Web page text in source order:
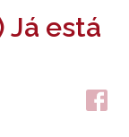
Já está